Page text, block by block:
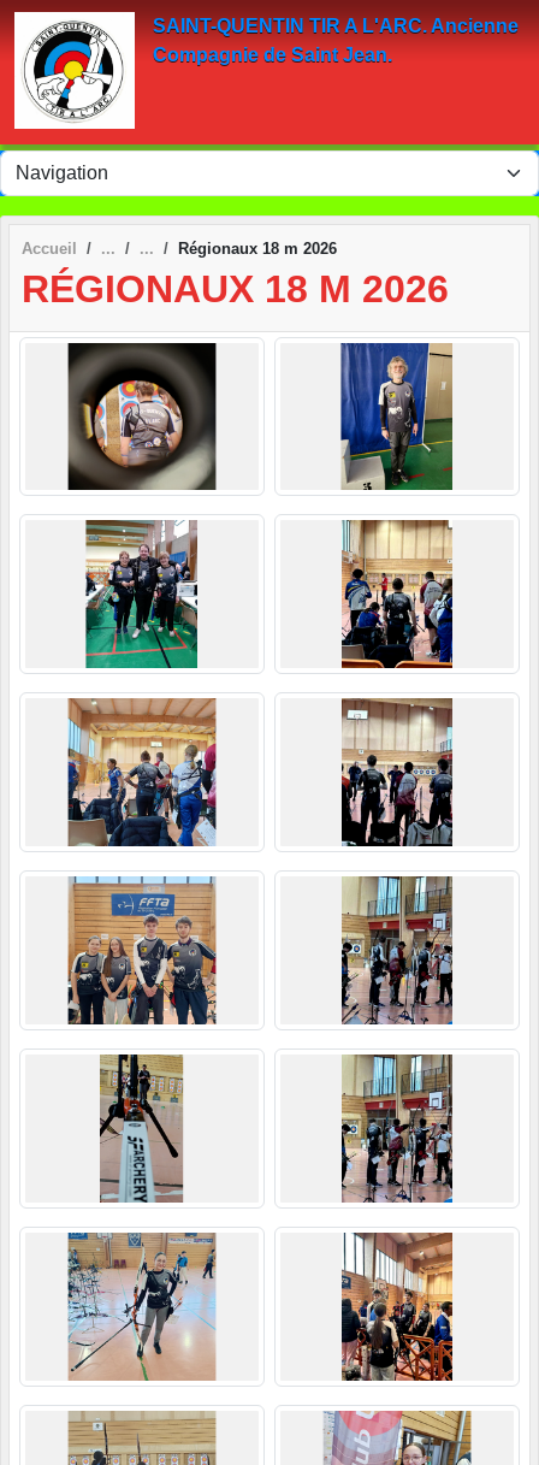
SAINT-QUENTIN TIR A L'ARC. Ancienne
Compagnie de Saint Jean.
Accueil Régionaux 18 m 2026
RÉGIONAUX 18 M 2026
Panneau de gestion des cookies